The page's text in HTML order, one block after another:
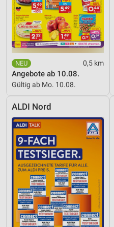
0,5 km
Angebote ab 10.08.
Gültig ab Mo. 10.08.
ALDI Nord
Notwendig
Performance
Funktional
Werbung